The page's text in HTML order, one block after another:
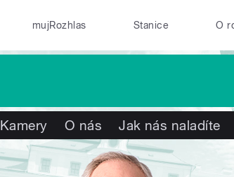
mujRozhlas Stanice O
Kamery O nás Jak nás naladíte